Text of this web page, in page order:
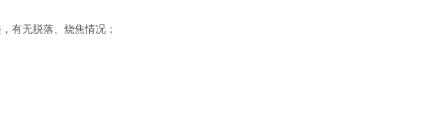
有无脱落、烧焦情况；